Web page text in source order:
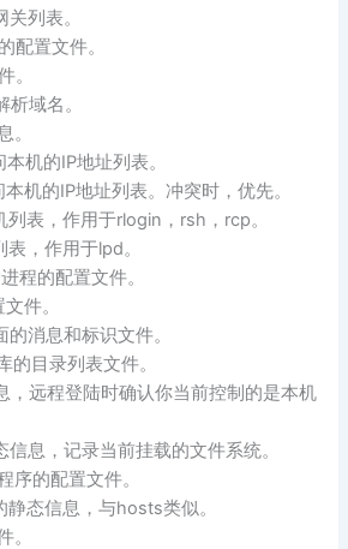
列表。
配置文件。
。
域名。
。
机的IP地址列表。
机的IP地址列表。冲突时，优先。
表，作用于rlogin，rsh，rcp。
，作用于lpd。
程的配置文件。
件。
消息和标识文件。
目录列表文件。
，远程登陆时确认你当前控制的是本机
息，记录当前挂载的文件系统。
的配置文件。
态信息，与hosts类似。
。